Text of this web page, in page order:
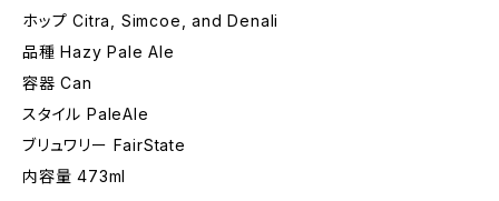
ホップ Citra, Simcoe, and Denali
品種 Hazy Pale Ale
容器 Can
スタイル PaleAle
ブリュワリー FairState
内容量 473ml